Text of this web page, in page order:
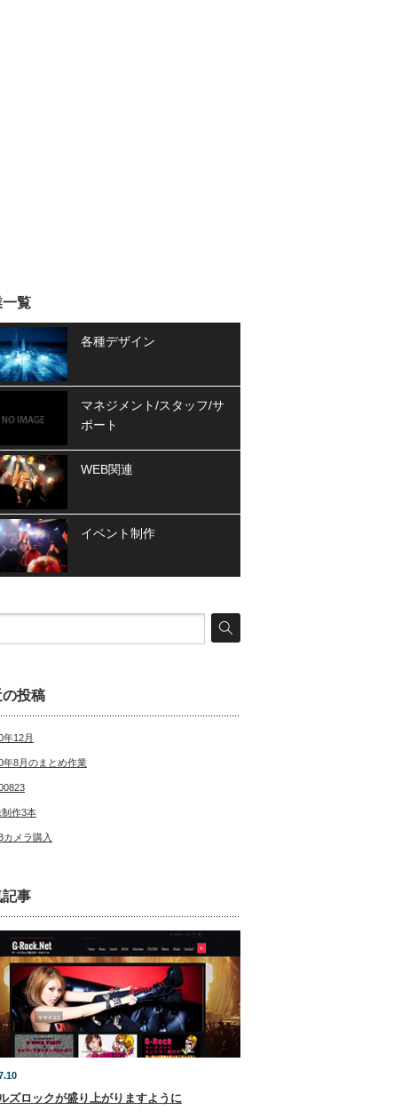
覧
各種デザイン
マネジメント/スタッフ/サ
ポート
WEB関連
イベント制作
投稿
年12月
年8月のまとめ作業
制作3本
カメラ購入
記事
ズロックが盛り上がりますように